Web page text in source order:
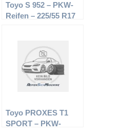
Toyo S 952 – PKW-
Reifen – 225/55 R17
Toyo PROXES T1
SPORT – PKW-